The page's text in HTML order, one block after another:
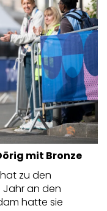
mit Bronze
zu den
Jahr an den
hatte sie